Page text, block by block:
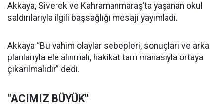
Akkaya, Siverek ve Kahramanmaraş’ta yaşanan okul
saldırılarıyla ilgili başsağlığı mesajı yayımladı.
Akkaya “Bu vahim olaylar sebepleri, sonuçları ve arka
planlarıyla ele alınmalı, hakikat tam manasıyla ortaya
çıkarılmalıdır” dedi.
"ACIMIZ BÜYÜK"